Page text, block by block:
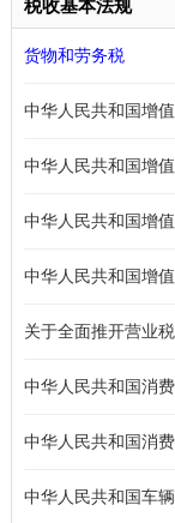
税收基本法规
货物和劳务税
中华人民共和国增
中华人民共和国增
中华人民共和国增
中华人民共和国增
关于全面推开营业
中华人民共和国消
中华人民共和国消
中华人民共和国车